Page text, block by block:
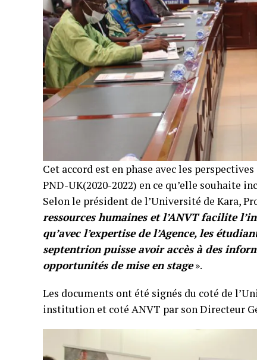
Cet accord est en phase avec les
PND-UK(2020-2022) en ce qu’elle souhaite
Selon le président de l’Université de Kara,
ressources humaines et l’ANVT facilite
qu’avec l’expertise de l’Agence, les
septentrion puisse avoir accès à des
opportunités de mise en stage».
Les documents ont été signés du coté de
institution et coté ANVT par son Directeur